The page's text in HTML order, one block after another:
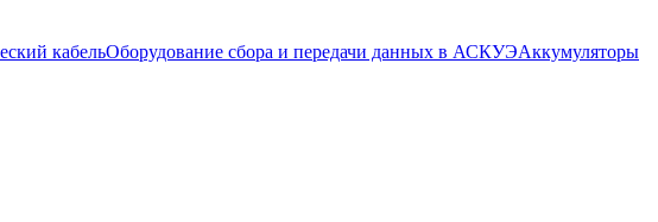
кабельОборудование сбора и передачи данных в АСКУЭАккумуляторы